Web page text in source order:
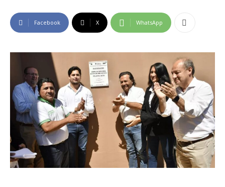
Facebook X WhatsApp